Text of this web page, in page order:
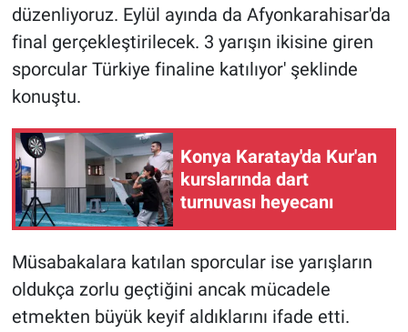
düzenliyoruz. Eylül ayında da Afyonkarahisar'da
final gerçekleştirilecek. 3 yarışın ikisine giren
sporcular Türkiye finaline katılıyor' şeklinde
konuştu.
Konya Karatay'da Kur'an
kurslarında dart
turnuvası heyecanı
Müsabakalara katılan sporcular ise yarışların
oldukça zorlu geçtiğini ancak mücadele
etmekten büyük keyif aldıklarını ifade etti.